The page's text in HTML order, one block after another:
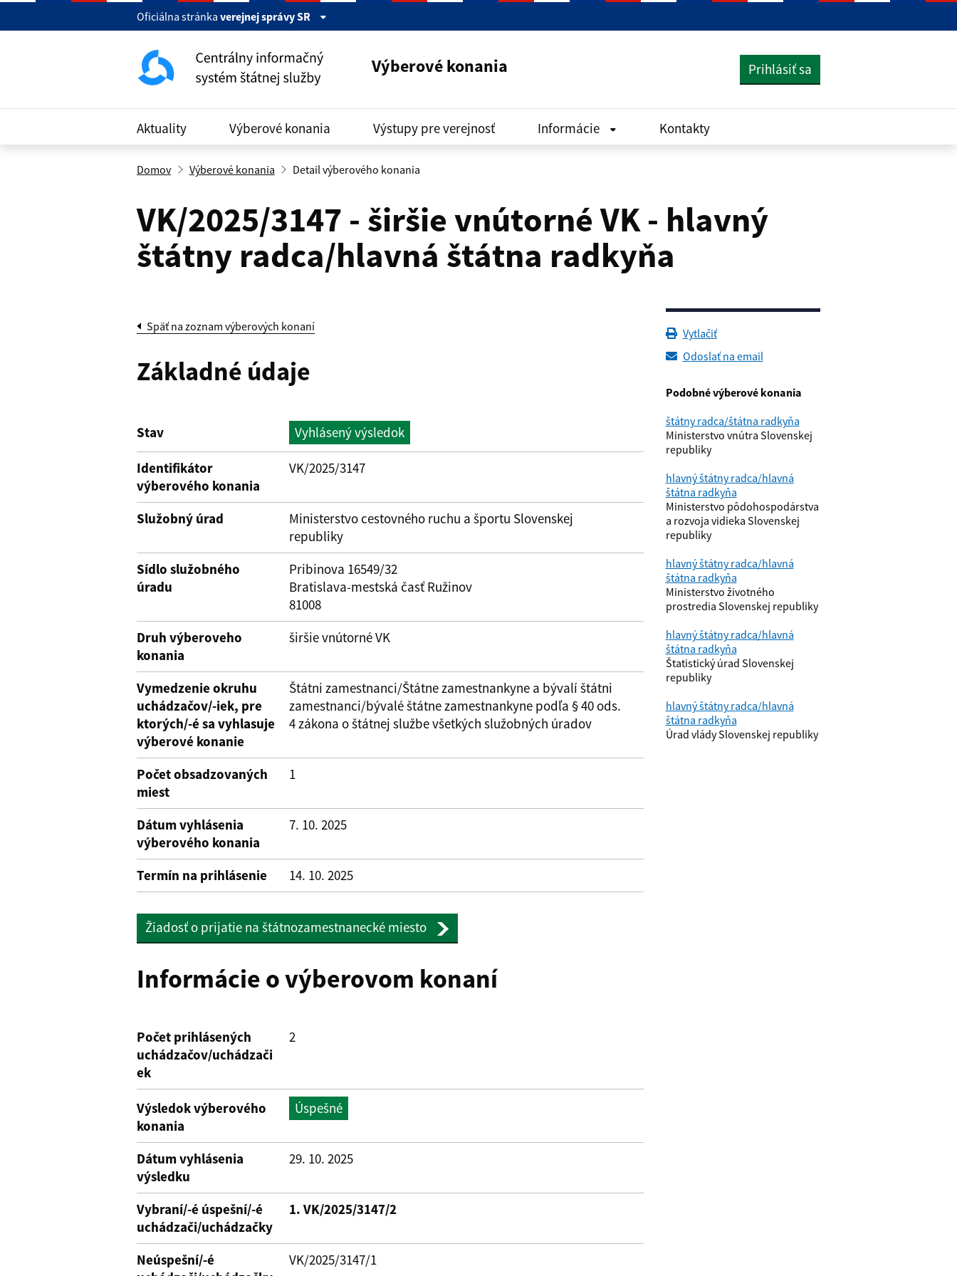
Oficiálna stránka verejnej správy SR
Výberové konania Prihlásiť sa
Aktuality Výberové konania Výstupy pre verejnosť Informácie Kontakty
Domov Výberové konania Detail výberového konania
VK/2025/3147 - širšie vnútorné VK - hlavný
štátny radca/hlavná štátna radkyňa
Späť na zoznam výberových konaní
Základné údaje
Stav Vyhlásený výsledok
Identifikátor
výberového konania
VK/2025/3147
Služobný úrad
Ministerstvo cestovného ruchu a športu Slovenskej
republiky
Sídlo služobného
úradu
Pribinova 16549/32
Bratislava-mestská časť Ružinov
81008
Druh výberoveho
konania
širšie vnútorné VK
Vymedzenie okruhu
uchádzačov/-iek, pre
ktorých/-é sa vyhlasuje
výberové konanie
Štátni zamestnanci/Štátne zamestnankyne a bývalí štátni
zamestnanci/bývalé štátne zamestnankyne podľa § 40 ods.
4 zákona o štátnej službe všetkých služobných úradov
Počet obsadzovaných
miest
1
Dátum vyhlásenia
výberového konania
7. 10. 2025
Termín na prihlásenie 14. 10. 2025
Žiadosť o prijatie na štátnozamestnanecké miesto
Informácie o výberovom konaní
Počet prihlásených
uchádzačov/uchádzači
ek
2
Výsledok výberového
konania
Úspešné
Dátum vyhlásenia
výsledku
29. 10. 2025
Vybraní/-é úspešní/-é
uchádzači/uchádzačky
1. VK/2025/3147/2
Neúspešní/-é
VK/2025/3147/1
Vytlačiť
Odoslať na email
Podobné výberové konania
štátny radca/štátna radkyňa
Ministerstvo vnútra Slovenskej
republiky
hlavný štátny radca/hlavná
štátna radkyňa
Ministerstvo pôdohospodárstva
a rozvoja vidieka Slovenskej
republiky
hlavný štátny radca/hlavná
štátna radkyňa
Ministerstvo životného
prostredia Slovenskej republiky
hlavný štátny radca/hlavná
štátna radkyňa
Štatistický úrad Slovenskej
republiky
hlavný štátny radca/hlavná
štátna radkyňa
Úrad vlády Slovenskej republiky